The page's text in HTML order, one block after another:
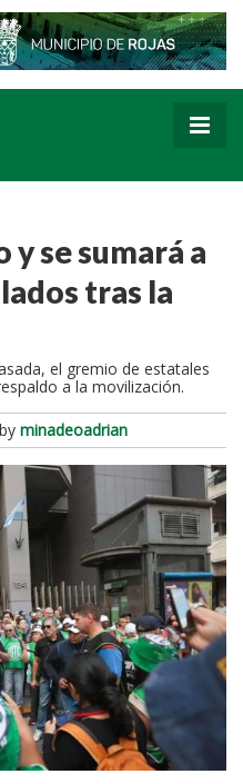
y se sumará a
tras la
el gremio de estatales
a la movilización.
by minadeoadrian